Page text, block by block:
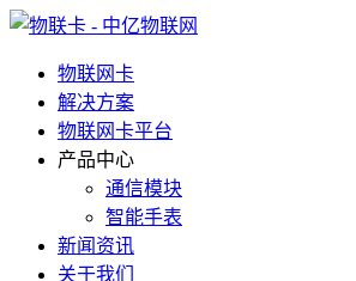
物联网卡
解决方案
物联网卡平台
产品中心
通信模块
智能手表
新闻资讯
关于我们